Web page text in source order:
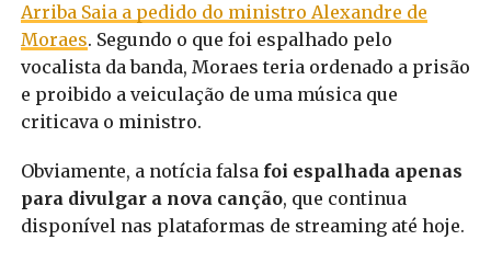
Arriba Saia a pedido do ministro Alexandre de
Moraes. Segundo o que foi espalhado pelo
vocalista da banda, Moraes teria ordenado a prisão
e proibido a veiculação de uma música que
criticava o ministro.
Obviamente, a notícia falsa foi espalhada apenas
para divulgar a nova canção, que continua
disponível nas plataformas de streaming até hoje.